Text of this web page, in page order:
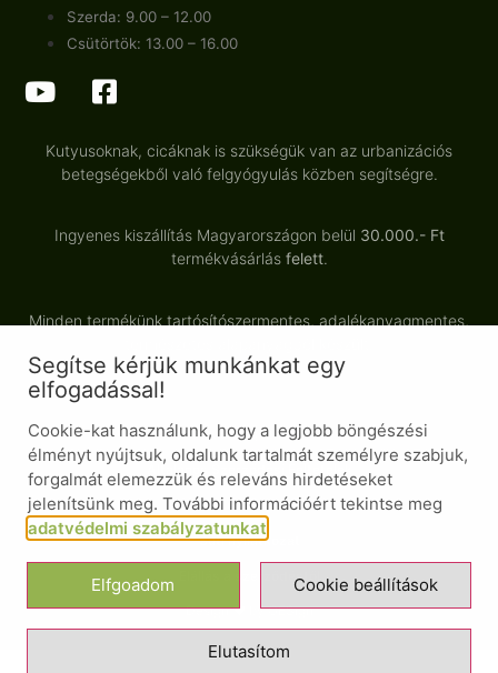
Szerda: 9.00 – 12.00
Csütörtök: 13.00 – 16.00
Kutyusoknak, cicáknak is szükségük van az urbanizációs
betegségekből való felgyógyulás közben segítségre.
Ingyenes kiszállítás Magyarországon belül 30.000.- Ft
termékvásárlás felett.
Minden termékünk tartósítószermentes, adalékanyagmentes,
© Minden jog fenntartva
Általános Szerződési Feltételek
Adatvédelmi nyilatkozat
Süti nyilatkozat
Elállás a szerződéstől
Design ❤ by GESign
Segítse kérjük munkánkat egy
elfogadással!
Cookie-kat használunk, hogy a legjobb böngészési
élményt nyújtsuk, oldalunk tartalmát személyre szabjuk,
forgalmát elemezzük és releváns hirdetéseket
jelenítsünk meg. További információért tekintse meg
adatvédelmi szabályzatunkat
Elfgoadom Cookie beállítások
Elutasítom